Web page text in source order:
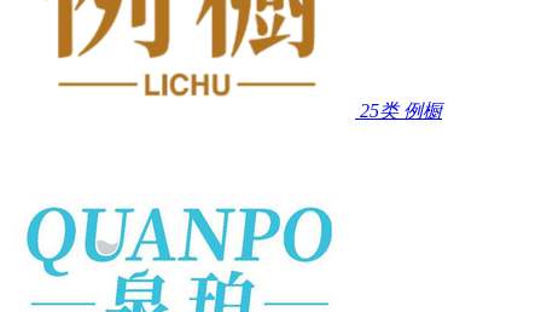
25类 例橱